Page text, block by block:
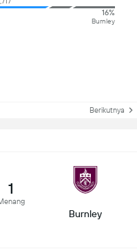
16%
Burnley
Berikutnya
1
Burnley